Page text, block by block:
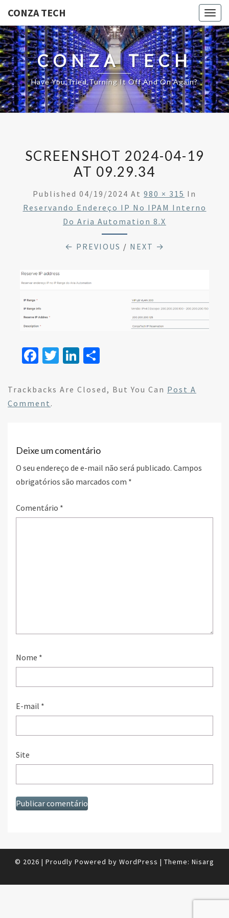
CONZA TECH
CONZA TECH
Have You Tried Turning It Off And On Again?
SCREENSHOT 2024-04-19
AT 09.29.34
Published 04/19/2024 At 980 × 315 In
Reservando Endereço IP No IPAM Interno
Do Aria Automation 8.x
← PREVIOUS / NEXT →
Fa
b
o
T
tt
Li
ke ar
Trackbacks Are Closed, But You Can Post A
Comment .
Deixe um comentário
O seu endereço de e-mail não será publicado. Campos
obrigatórios são marcados com *
Comentário *
Nome *
E-mail *
Site
© 2026 | Proudly Powered by WordPress | Theme: Nisarg